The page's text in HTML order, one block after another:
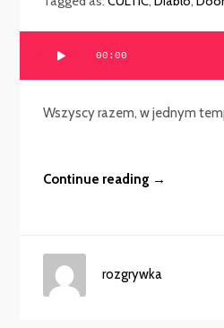
00:00
Wszyscy razem, w jednym
Continue reading →
rozgrywka